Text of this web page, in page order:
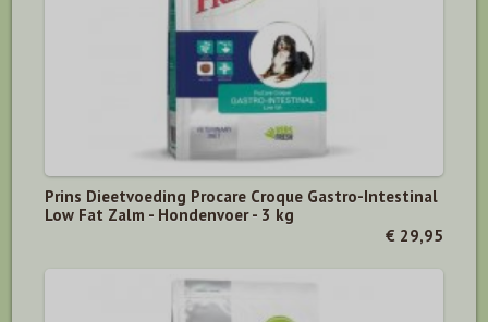
Prins Dieetvoeding Procare Croque Gastro-Intestinal
Low Fat Zalm - Hondenvoer - 3 kg
€ 29,95